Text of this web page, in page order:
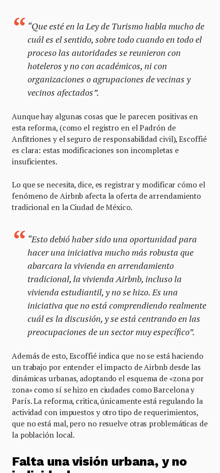
“Que esté en la Ley de Turismo habla mucho de
cuál es el sentido, sobre todo cuando en todo el
proceso las autoridades se reunieron con
hoteleros y no con académicos, ni con
organizaciones o agrupaciones de vecinas y
vecinos afectados”.
Aunque hay algunas cosas que le parecen positivas en
esta reforma, (como el registro en el Padrón de
Anfitriones y el seguro de responsabilidad civil), Escoffié
es clara: estas modificaciones son incompletas e
insuficientes.
Lo que se necesita, dice, es registrar y modificar cómo el
fenómeno de Airbnb afecta la oferta de arrendamiento
tradicional en la Ciudad de México.
“Esto debió haber sido una oportunidad para
hacer una iniciativa mucho más robusta que
abarcara la vivienda en arrendamiento
tradicional, la vivienda Airbnb, incluso la
vivienda estudiantil, y no se hizo. Es una
iniciativa que no está comprendiendo realmente
cuál es la discusión, y se está centrando en las
preocupaciones de un sector muy específico”.
Además de esto, Escoffié indica que no se está haciendo
un trabajo por entender el impacto de Airbnb desde las
dinámicas urbanas, adoptando el esquema de «zona por
zona» como sí se hizo en ciudades como Barcelona y
París. La reforma, critica, únicamente está regulando la
actividad con impuestos y otro tipo de requerimientos,
que no está mal, pero no resuelve otras problemáticas de
la población local.
Falta una visión urbana, y no